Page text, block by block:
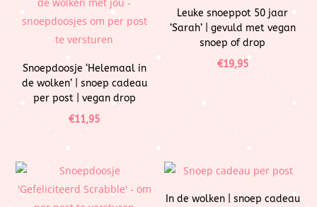
Snoepdoosje ‘Helemaal in
de wolken’ | snoep cadeau
per post | vegan drop
€11,95
Leuke snoeppot 50 jaar
‘Sarah’ | gevuld met vegan
snoep of drop
€19,95
In de wolken | snoep cadeau